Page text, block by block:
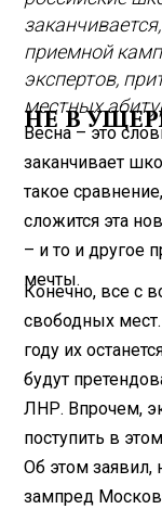
приемной
экспертов,
местных
НЕ В
Весна – это
заканчивает
такое
сложится эта
– и то и другое
мечты.
Конечно, все с
свободных
году их
будут
ЛНР. Впрочем,
поступить в
Об этом заявил,
зампред